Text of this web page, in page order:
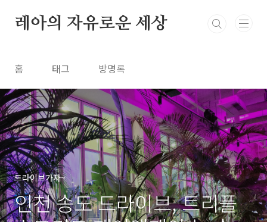
레아의 자유로운 세상
홈 태그 방명록
드라이브가자~
인천 송도 드라이브, 트리플